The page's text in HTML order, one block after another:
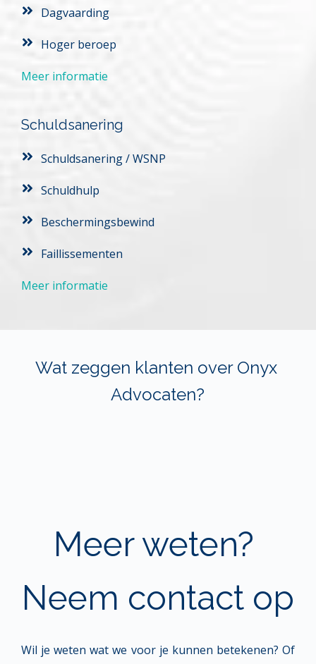
Dagvaarding
Hoger beroep
Meer informatie
Schuldsanering
Schuldsanering / WSNP
Schuldhulp
Beschermingsbewind
Faillissementen
Meer informatie
Wat zeggen klanten over﻿ Onyx
Advocaten?
Meer weten?
Neem contact op
Wil je weten wat we voor je kunnen betekenen? Of